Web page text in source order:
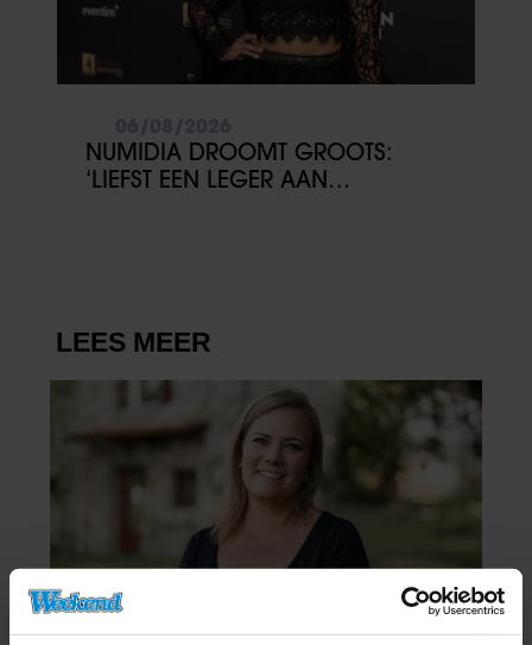
NUMIDIA DROOMT GROOTS:
‘LIEFST EEN LEGER AAN